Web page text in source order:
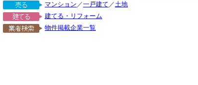
マンション ／一戸建て ／土地
建てる・リフォーム
物件掲載企業一覧